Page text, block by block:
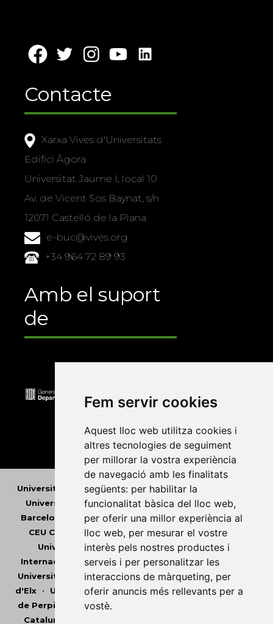
Fem servir cookies
Aquest lloc web utilitza cookies i
altres tecnologies de seguiment
per millorar la vostra experiència
de navegació amb les finalitats
següents: per habilitar la
funcionalitat bàsica del lloc web,
per oferir una millor experiència al
lloc web, per mesurar el vostre
interès pels nostres productes i
serveis i per personalitzar les
interaccions de màrqueting, per
oferir anuncis més rellevants per a
vostè.
Contacte
Xarxa Vives d'Universitats
Edifici Àgora
Universitat Jaume I, local 10
Av. de Vicent Sos Baynat, s/n
12071 Castelló de la Plana
e-buc@vives.org
+34 964 72 89 93
Amb el suport
de
Universitat Abat Oliba CEU•Universitat d'Alacant
Universitat d'Andorra•Universitat Autònoma de
Barcelona
Universitat de Barcelona•Universitat
CEU Cardenal Herrera
•Universitat de Girona
Universitat de les Illes Balears•Universitat
Internacional de Catalunya •Universitat Jaume I
Universitat de Lleida•Universitat Miguel Hernández
d'Elx• Universitat Oberta de Catalunya•Universitat
de Perpinyà Via Domitia
Catalunya